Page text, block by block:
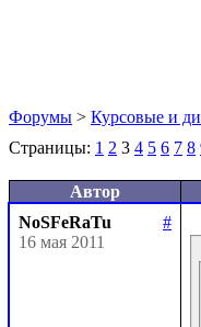
Форумы > Курсовые и
Страницы: 1 2 3 4 5 6 7 8
Автор
NoSFeRaTu
#
16 мая 2011